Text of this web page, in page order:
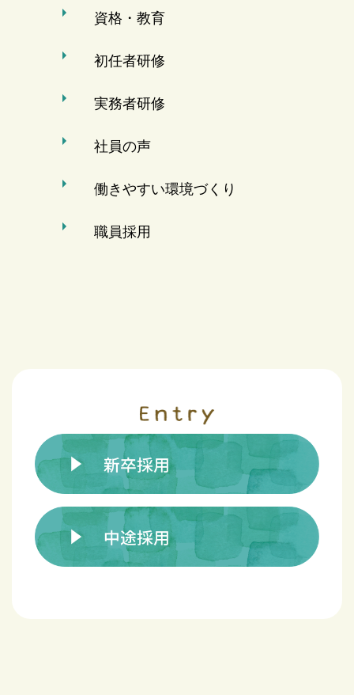
資格・教育
初任者研修
実務者研修
社員の声
働きやすい環境づくり
職員採用